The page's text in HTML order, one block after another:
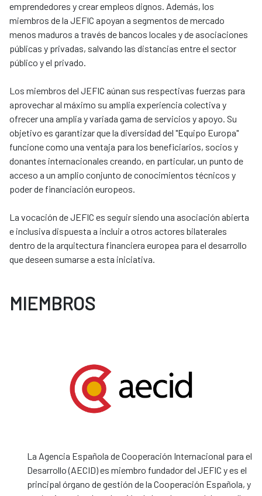
emprendedores y crear empleos dignos. Además, los
miembros de la JEFIC apoyan a segmentos de mercado
menos maduros a través de bancos locales y de asociaciones
públicas y privadas, salvando las distancias entre el sector
público y el privado.
Los miembros del JEFIC aúnan sus respectivas fuerzas para
aprovechar al máximo su amplia experiencia colectiva y
ofrecer una amplia y variada gama de servicios y apoyo. Su
objetivo es garantizar que la diversidad del "Equipo Europa"
funcione como una ventaja para los beneficiarios, socios y
donantes internacionales creando, en particular, un punto de
acceso a un amplio conjunto de conocimientos técnicos y
poder de financiación europeos.
La vocación de JEFIC es seguir siendo una asociación abierta
e inclusiva dispuesta a incluir a otros actores bilaterales
dentro de la arquitectura financiera europea para el desarrollo
que deseen sumarse a esta iniciativa.
MIEMBROS
La Agencia Española de Cooperación Internacional para el
Desarrollo (AECID) es miembro fundador del JEFIC y es el
principal órgano de gestión de la Cooperación Española, y